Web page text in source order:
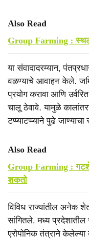
Also Read
Group Farming :
या संवादादरम्यान,
वळण्याचे आवाहन केले.
प्रयोग करावा आणि
चालू ठेवावे. यामुळे
टप्प्याटप्प्याने पुढे
Also Read
Group Farming :
शकतो
विविध राज्यांतील अनेक
सांगितले. मध्य
एरोपोनिक तंत्राने